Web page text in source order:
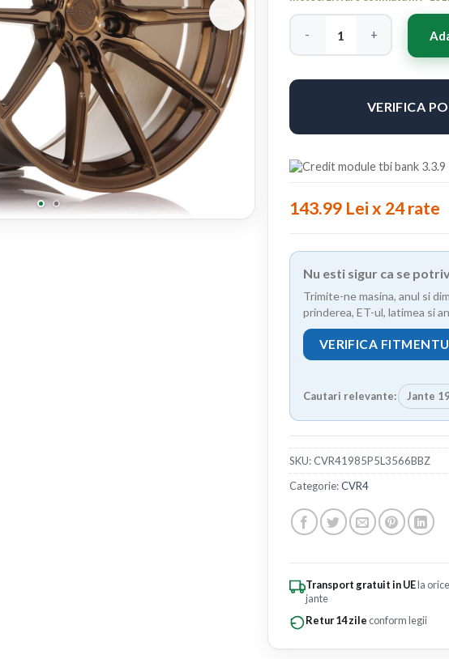
Cantitate Concaver CVR4
VERIFICA
143.99 Lei x 24 rate
Nu esti sigur ca se
Trimite-ne masina, anul si
prinderea, ET-ul, latimea si
VERIFICA
Cautari relevante: Jante
SKU:CVR41985P5L3566BBZ
Categorie:CVR4
Transport gratuit in UEla
jante
Retur 14 zile conform legii